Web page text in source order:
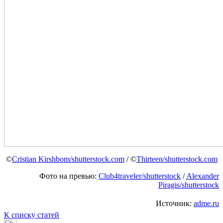
©Cristian Kirshbom/shutterstock.com/ ©Thirteen/shutterstock.com
Фото на превью: Club4traveler/shutterstock /Alexander
Piragis/shutterstock
Источник: adme.ru
К списку статей